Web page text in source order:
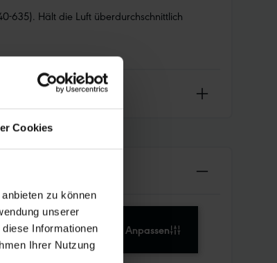
Cookies
zu können
unserer
Informationen
Ihrer Nutzung
635). Hält die Luft überdurchschnittlich
Tabelle Anpassen